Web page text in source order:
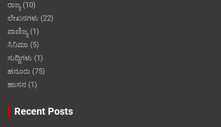
ರಾಜ್ಯ(10)
ಲೇಖನಗಳು (22)
ವಾಣಿಜ್ಯ(1)
ಸಿನಿಮಾ (5)
ಸುದ್ದಿಗಳು (1)
ಹನೂರು (75)
ಹಾಸನ (1)
Recent Posts